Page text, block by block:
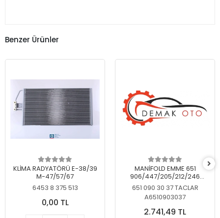
Benzer Ürünler
KLİMA RADYATÖRÜ E-38/39
M-47/57/67
6453 8 375 513
0,00 TL
MANİFOLD EMME 651
906/447/205/212/246
KELEBEKSİZ
651 090 30 37 TACLAR
A6510903037
2.741,49 TL